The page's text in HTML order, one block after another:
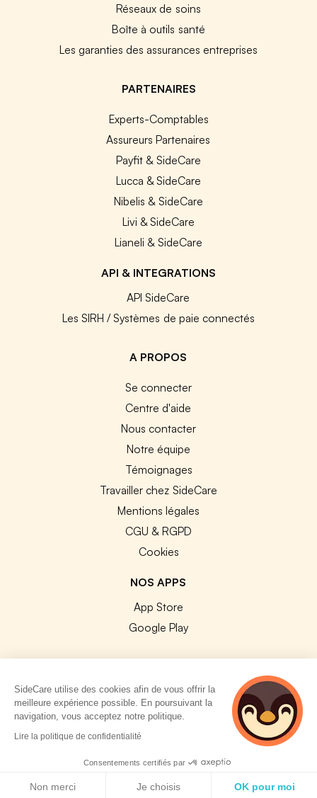
Réseaux de soins
Boîte à outils santé
Les garanties des assurances entreprises
PARTENAIRES
Experts-Comptables
Assureurs Partenaires
Payfit & SideCare
Lucca & SideCare
Nibelis & SideCare
Livi & SideCare
Lianeli & SideCare
API & INTEGRATIONS
API SideCare
Les SIRH / Systèmes de paie connectés
A PROPOS
Se connecter
Centre d'aide
Nous contacter
Notre équipe
Témoignages
Travailler chez SideCare
Mentions légales
CGU & RGPD
Cookies
NOS APPS
App Store
Google Play
© 2026 SideCare. Tous droits réservés.
SideCare utilise des cookies afin de vous offrir la
meilleure expérience possible. En poursuivant la
navigation, vous acceptez notre politique.
Lire la politique de confidentialité
Consentements certifiés par
Non merci Je choisis OK pour moi
4 personnes
consultent
actuellement cette